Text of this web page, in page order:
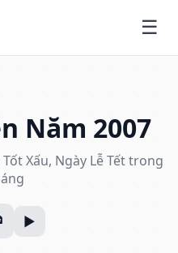
Năm 2007
Xấu, Ngày Lễ Tết trong